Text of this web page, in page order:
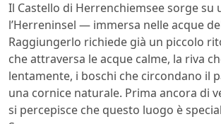
Il Castello di Herrenchiemsee sorge su
l’Herreninsel — immersa nelle acque
Raggiungerlo richiede già un piccolo
che attraversa le acque calme, la riva
lentamente, i boschi che circondano il
una cornice naturale. Prima ancora di
si percepisce che questo luogo è